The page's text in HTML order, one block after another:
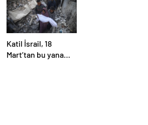
Katil İsrail, 18
Mart’tan bu yana